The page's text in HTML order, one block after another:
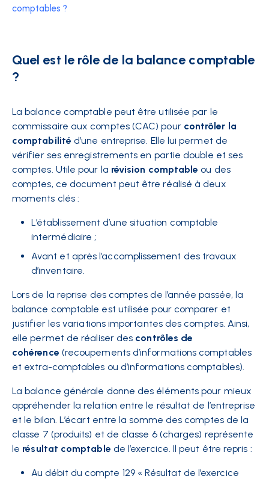
comptables ?
Quel est le rôle de la balance comptable
?
La balance comptable peut être utilisée par le
commissaire aux comptes (CAC) pour contrôler la
comptabilité d’une entreprise. Elle lui permet de
vérifier ses enregistrements en partie double et ses
comptes. Utile pour la révision comptable ou des
comptes, ce document peut être réalisé à deux
moments clés :
L’établissement d’une situation comptable
intermédiaire ;
Avant et après l’accomplissement des travaux
d’inventaire.
Lors de la reprise des comptes de l’année passée, la
balance comptable est utilisée pour comparer et
justifier les variations importantes des comptes. Ainsi,
elle permet de réaliser des contrôles de
cohérence (recoupements d’informations comptables
et extra-comptables ou d’informations comptables).
La balance générale donne des éléments pour mieux
appréhender la relation entre le résultat de l’entreprise
et le bilan. L’écart entre la somme des comptes de la
classe 7 (produits) et de classe 6 (charges) représente
le résultat comptable de l’exercice. Il peut être repris :
Au débit du compte 129 « Résultat de l’exercice